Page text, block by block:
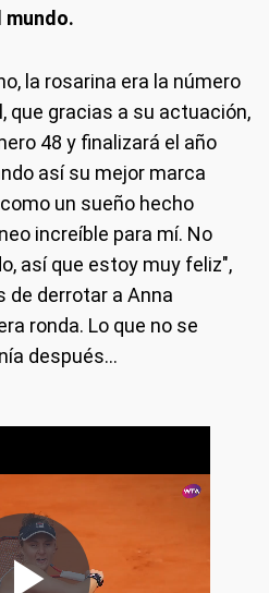
mundo.
la rosarina era la número
que gracias a su actuación,
48 y finalizará el año
así su mejor marca
un sueño hecho
increíble para mí. No
así que estoy muy feliz",
de derrotar a Anna
ronda. Lo que no se
después…